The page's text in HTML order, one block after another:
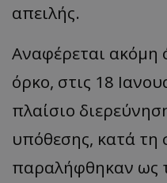
απειλής.
Αναφέρεται ακόμη
όρκο, στις 18
πλαίσιο
υπόθεσης, κατά τη
παραλήφθηκαν ως